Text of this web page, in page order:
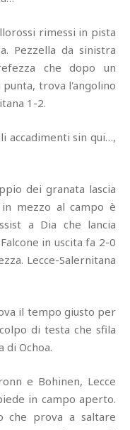
rimessi in pista
Pezzella da sinistra
che dopo un
trova l'angolino
1-2.
accadimenti sin qui…,
dei granata lascia
in mezzo al campo è
a Dia che lancia
in uscita fa 2-0
Lecce-Salernitana
il tempo giusto per
di testa che sfila
di Ochoa.
e Bohinen, Lecce
in campo aperto.
che prova a saltare